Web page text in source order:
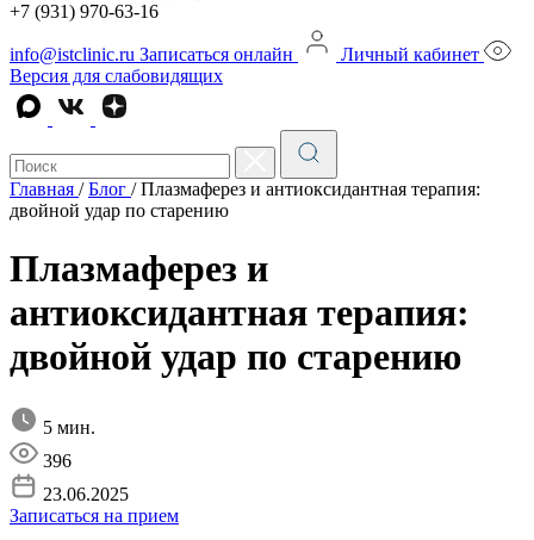
+7 (931) 970-63-16
info@istclinic.ru Записаться онлайн
Личный кабинет
Версия для слабовидящих
Главная / Блог / Плазмаферез и антиоксидантная терапия:
двойной удар по старению
Плазмаферез и
антиоксидантная терапия:
двойной удар по старению
5 мин.
396
23.06.2025
Записаться на прием